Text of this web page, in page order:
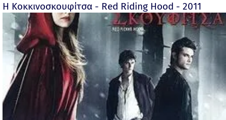
Η Κοκκινοσκουφίτσα - Red Riding Hood - 2011